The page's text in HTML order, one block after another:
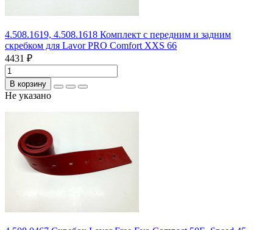
4.508.1619, 4.508.1618 Комплект с передним и задним
скребком для Lavor PRO Comfort XXS 66
4431 ₽
В корзину
Не указано